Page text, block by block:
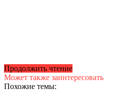
Продолжить чтение
Может также заинтересовать
Похожие темы: